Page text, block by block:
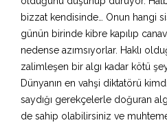
bizzat kendisinde… Onun hangi
günün birinde kibre kapılıp
nedense azımsıyorlar. Haklı
zalimleşen bir algı kadar kötü
Dünyanın en vahşi diktatörü
saydığı gerekçelerle doğuran
de sahip olabilirsiniz ve